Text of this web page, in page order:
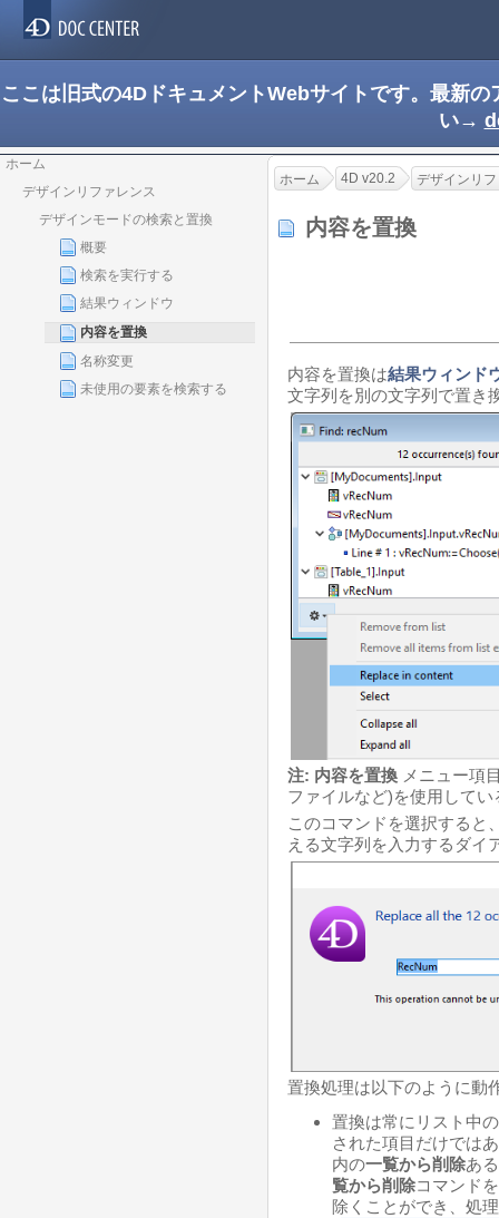
ここは旧式の4DドキュメントWebサイトです。最新
い→
ホーム
デザインリファレンス
デザインモードの検索と置換
概要
検索を実行する
結果ウィンドウ
内容を置換
名称変更
未使用の要素を検索する
ホーム 4D v20.2 デザインリ
内容を置換
内容を置換は結果ウィンド
文字列を別の文字列で置き
注: 内容を置換 メニュー項
ファイルなど)を使用して
このコマンドを選択すると
える文字列を入力するダイ
置換処理は以下のように動
置換は常にリスト中
された項目だけでは
内の一覧から削除あ
覧から削除コマンド
除くことができ、処